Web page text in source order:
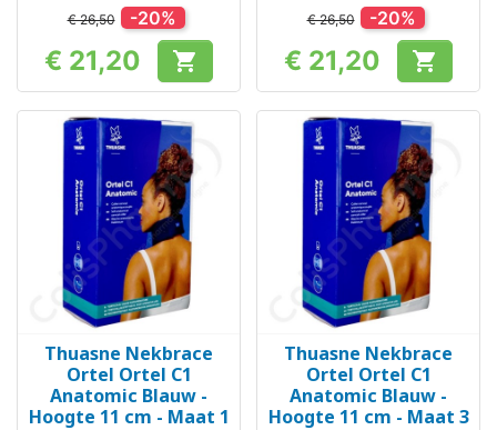
€ 26,50 -20%
Prijs
€ 21,20 
€ 26,50 -20%
Prijs
€ 21,20 
Thuasne Nekbrace
Ortel Ortel C1
Anatomic Blauw -
Hoogte 11 cm - Maat 1
Thuasne Nekbrace
Ortel Ortel C1
Anatomic Blauw -
Hoogte 11 cm - Maat 3